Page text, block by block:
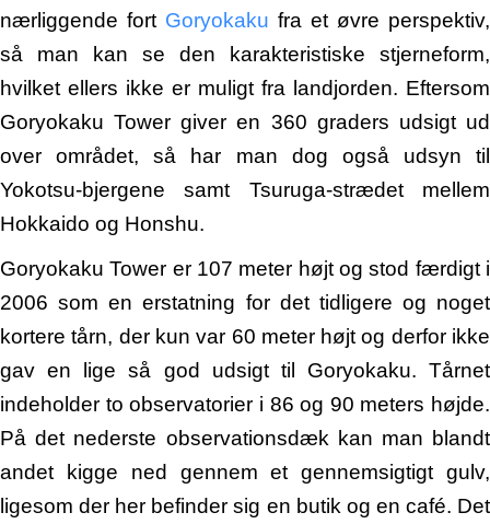
nærliggende fort Goryokaku fra et øvre perspektiv,
så man kan se den karakteristiske stjerneform,
hvilket ellers ikke er muligt fra landjorden. Eftersom
Goryokaku Tower giver en 360 graders udsigt ud
over området, så har man dog også udsyn til
Yokotsu-bjergene samt Tsuruga-strædet mellem
Hokkaido og Honshu.
Goryokaku Tower er 107 meter højt og stod færdigt i
2006 som en erstatning for det tidligere og noget
kortere tårn, der kun var 60 meter højt og derfor ikke
gav en lige så god udsigt til Goryokaku. Tårnet
indeholder to observatorier i 86 og 90 meters højde.
På det nederste observationsdæk kan man blandt
andet kigge ned gennem et gennemsigtigt gulv,
ligesom der her befinder sig en butik og en café. Det